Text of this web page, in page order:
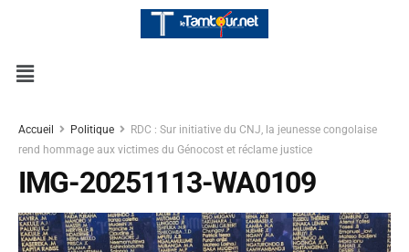
Accueil Politique
RDC : Sur initiative du CNJ, la jeunesse congolaise
rend hommage aux victimes du Génocost et réclame justice
IMG-20251113-WA0109